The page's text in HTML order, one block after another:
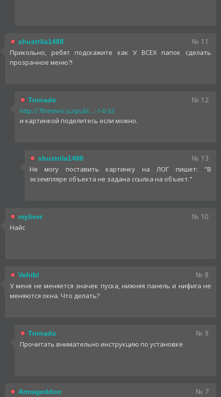
shustrila1488 № 11
Прикольно, ребят подскажите как У ВСЕХ папок сделать
прозрачное меню?!
Tornado № 12
http://7themes.su/publ....-1-0-33
и картинкой поделитесь если можно.
shustrila1488 № 13
Не могу поставить картинку на ЛОГ пишет: "В
экземпляре объекта не задана ссылка на объект."
myliver № 10
Найс
Vehibl № 8
У меня не меняется значек пуска, нижняя панель и нифига не
меняются окна. Что делать?
Tornado № 9
Прочитать внимательно инструкцию по установке
Armageddon № 7